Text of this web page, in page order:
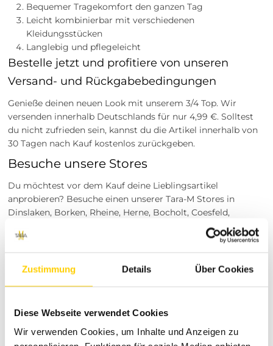
Zustimmung Details Über Cookies
Diese Webseite verwendet Cookies
Wir verwenden Cookies, um Inhalte und Anzeigen zu
Bequemer Tragekomfort den ganzen Tag
Leicht kombinierbar mit verschiedenen
Kleidungsstücken
Langlebig und pflegeleicht
Bestelle jetzt und profitiere von unseren
Versand- und Rückgabebedingungen
Genieße deinen neuen Look mit unserem 3/4 Top. Wir
versenden innerhalb Deutschlands für nur 4,99 €. Solltest
du nicht zufrieden sein, kannst du die Artikel innerhalb von
30 Tagen nach Kauf kostenlos zurückgeben.
Besuche unsere Stores
Du möchtest vor dem Kauf deine Lieblingsartikel
anprobieren? Besuche einen unserer Tara-M Stores in
Dinslaken, Borken, Rheine, Herne, Bocholt, Coesfeld,
Datteln, Lüdinghausen, Marl oder Herten. Unsere
Modeexperten vor Ort beraten dich gerne!
vereint. Unser Sortiment bietet dir eine breite Auswahl an
modischen Kleidungsstücken für jede Gelegenheit. Mit
hochwertigen Produkten möchten wir dir ein erstklassiges